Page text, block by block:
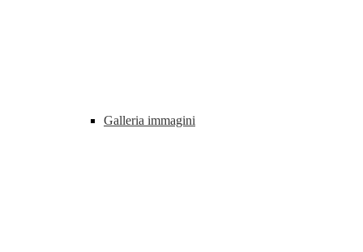
Galleria immagini